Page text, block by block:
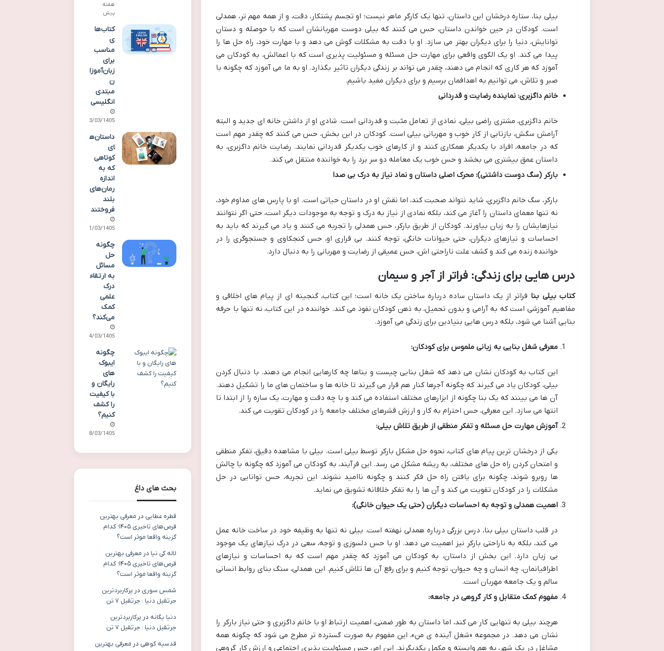
بیلی بنا، ستاره درخشان این داستان، تنها یک کارگر ماهر نیست؛ او تجسم پشتکار، دقت، و از همه مهم تر، همدلی
است. کودکان در حین خواندن داستان، حس می کنند که بیلی دوست مهربانشان است که با حوصله و دستان
توانایش، دنیا را برای دیگران بهتر می سازد. او با دقت به مشکلات گوش می دهد و با مهارت خود، راه حل ها را
پیدا می کند. او یک الگوی واقعی برای مهارت حل مسئله و مسئولیت پذیری است که با اعمالش، به کودکان می
آموزد که هر کاری که انجام می دهند، چقدر می تواند بر زندگی دیگران تاثیر بگذارد. او به ما می آموزد که چگونه با
صبر و تلاش، می توانیم به اهدافمان برسیم و برای دیگران مفید باشیم.
خانم داگزبری: نماینده رضایت و قدردانی
خانم داگزبری، مشتری راضی بیلی، نمادی از تعامل مثبت و قدردانی است. شادی او از داشتن خانه ای جدید و البته
آرامش سگش، بازتابی از کار خوب و مهربانی بیلی است. کودکان در این بخش، حس می کنند که چقدر مهم است
که در جامعه، افراد با یکدیگر همکاری کنند و از کارهای خوب یکدیگر قدردانی نمایند. رضایت خانم داگزبری، به
داستان عمق بیشتری می بخشد و حس خوب یک معامله دو سر برد را به خواننده منتقل می کند.
بارکر (سگ دوست داشتنی): محرک اصلی داستان و نماد نیاز به درک بی صدا
بارکر، سگ خانم داگزبری، شاید نتواند صحبت کند، اما نقش او در داستان حیاتی است. او با پارس های مداوم خود،
نه تنها معمای داستان را آغاز می کند، بلکه نمادی از نیاز به درک و توجه به موجودات دیگر است، حتی اگر نتوانند
نیازهایشان را به زبان بیاورند. کودکان از طریق بارکر، حس همدلی را تجربه می کنند و یاد می گیرند که باید به
احساسات و نیازهای دیگران، حتی حیوانات خانگی، توجه کنند. بی قراری او، حس کنجکاوی و جستجوگری را در
خواننده زنده می کند و کشف علت ناراحتی اش، حس عمیقی از رضایت و مهربانی را به دنبال دارد.
درس هایی برای زندگی: فراتر از آجر و سیمان
کتاب بیلی بنا فراتر از یک داستان ساده درباره ساختن یک خانه است؛ این کتاب، گنجینه ای از پیام های اخلاقی و
مفاهیم آموزشی است که به آرامی و بدون تحمیل، به ذهن کودکان نفوذ می کند. خواننده در این کتاب، نه تنها با حرفه
بنایی آشنا می شود، بلکه درس هایی بنیادین برای زندگی می آموزد.
معرفی شغل بنایی به زبانی ملموس برای کودکان:
این کتاب به کودکان نشان می دهد که شغل بنایی چیست و بناها چه کارهایی انجام می دهند. با دنبال کردن
بیلی، کودکان یاد می گیرند که چگونه آجرها کنار هم قرار می گیرند تا خانه ها و ساختمان های ما را تشکیل دهند.
آن ها می بینند که یک بنا چگونه از ابزارهای مختلف استفاده می کند و با چه دقت و مهارت، یک سازه را از ابتدا تا
انتها می سازد. این معرفی، حس احترام به کار و ارزش قشرهای مختلف جامعه را در کودکان تقویت می کند.
آموزش مهارت حل مسئله و تفکر منطقی از طریق تلاش بیلی:
یکی از درخشان ترین پیام های کتاب، نحوه حل مشکل بارکر توسط بیلی است. بیلی با مشاهده دقیق، تفکر منطقی
و امتحان کردن راه حل های مختلف، به ریشه مشکل می رسد. این فرآیند، به کودکان می آموزد که چگونه با چالش
ها روبرو شوند، چگونه برای یافتن راه حل فکر کنند و چگونه ناامید نشوند. این تجربه، حس توانایی در حل
مشکلات را در کودکان تقویت می کند و آن ها را به تفکر خلاقانه تشویق می نماید.
اهمیت همدلی و توجه به احساسات دیگران (حتی یک حیوان خانگی):
در قلب داستان بیلی بنا، درس بزرگی درباره همدلی نهفته است. بیلی نه تنها به وظیفه خود در ساخت خانه عمل
می کند، بلکه به ناراحتی بارکر نیز اهمیت می دهد. او با حس دلسوزی و توجه، سعی در درک نیازهای یک موجود
بی زبان دارد. این بخش از داستان، به کودکان می آموزد که چقدر مهم است که به احساسات و نیازهای
اطرافیانمان، چه انسان و چه حیوان، توجه کنیم و برای رفع آن ها تلاش کنیم. این همدلی، سنگ بنای روابط انسانی
سالم و یک جامعه مهربان است.
مفهوم کمک متقابل و کار گروهی در جامعه:
هرچند بیلی به تنهایی کار می کند، اما داستان به طور ضمنی، اهمیت ارتباط او با خانم داگزبری و حتی نیاز بارکر را
نشان می دهد. در مجموعه «شغل آینده ی من»، این مفهوم به صورت گسترده تر مطرح می شود که چگونه همه
مشاغل در یک شهر، به هم وابسته و مکمل یکدیگرند. این امر، حس مسئولیت پذیری اجتماعی و ارزش کار گروهی
هفته
پیش
کتاب‌ها
ی
مناسب
برای
زبان‌آموزا
ن
مبتدی
انگلیسی
23/03/1405
داستان‌ه
ای
کوتاهی
که به
اندازه
رمان‌های
بلند
فروختند
21/03/1405
چگونه
حل
مسائل
به ارتقاء
درک
علمی
کمک
می‌کند؟
14/03/1405
چگونه
ایبوک
های
رایگان و
با کیفیت
را کشف
کنیم؟
08/03/1405
بحث های داغ
قطره عطایی در معرفی بهترین
قرص‌های تاخیری ۱۴۰۵؛ کدام
گزینه واقعا موثر است؟
لاله کی نیا در معرفی بهترین
قرص‌های تاخیری ۱۴۰۵؛ کدام
گزینه واقعا موثر است؟
شمس سوری در پرکاربردترین
جرثقیل دنیا : جرثقیل ۷ تن
دنیا یگانه در پرکاربردترین
جرثقیل دنیا : جرثقیل ۷ تن
قدسیه کوهی در معرفی بهترین